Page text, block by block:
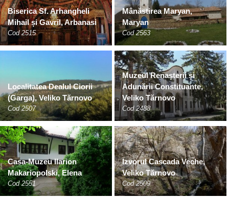
Biserica Sf. Arhangheli
Mihail și Gavril, Arbanasi
Cod 2515
Mânăstirea Maryan,
Maryan
Cod 2563
Localitatea Dealul Ciorii
(Garga), Veliko Tărnovo
Cod 2507
Muzeul Renașterii și
Adunării Constituante,
Veliko Tărnovo
Cod 2488
Casa-Muzeu Ilarion
Makariopolski, Elena
Cod 2551
Izvorul Cascada Veche,
Veliko Tărnovo
Cod 2509